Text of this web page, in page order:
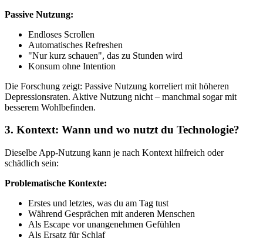
Passive Nutzung:
Endloses Scrollen
Automatisches Refreshen
"Nur kurz schauen", das zu Stunden wird
Konsum ohne Intention
Die Forschung zeigt: Passive Nutzung korreliert mit höheren
Depressionsraten. Aktive Nutzung nicht – manchmal sogar mit
besserem Wohlbefinden.
3. Kontext: Wann und wo nutzt du Technologie?
Dieselbe App-Nutzung kann je nach Kontext hilfreich oder
schädlich sein:
Problematische Kontexte:
Erstes und letztes, was du am Tag tust
Während Gesprächen mit anderen Menschen
Als Escape vor unangenehmen Gefühlen
Als Ersatz für Schlaf